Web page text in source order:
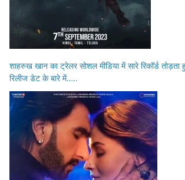
शाहरुख खान का ट्रेलर सोशल मीडिया में सारे रिकॉर्ड
रिलीज डेट के बारे में…..